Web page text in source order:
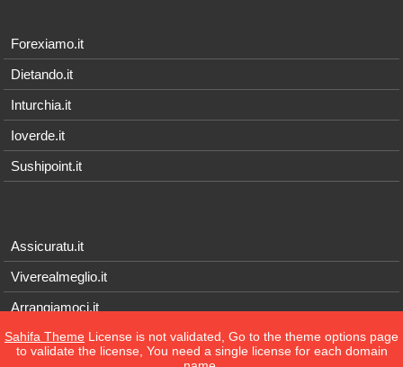
Forexiamo.it
Dietando.it
Inturchia.it
Ioverde.it
Sushipoint.it
Assicuratu.it
Viverealmeglio.it
Arrangiamoci.it
Tecnichef.it
Sahifa Theme License is not validated, Go to the theme options page
to validate the license, You need a single license for each domain